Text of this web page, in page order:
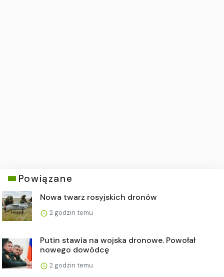
Powiązane
Nowa twarz rosyjskich dronów
2 godzin temu
Putin stawia na wojska dronowe. Powołał
nowego dowódcę
2 godzin temu